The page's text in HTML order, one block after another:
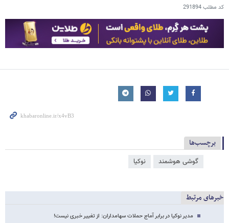
کد مطلب291894
برچسب‌ها
گوشی هوشمند نوکیا
خبرهای مرتبط
مدیر نوکیا در برابر آماج حملات سهامداران: از تغییر خبری نیست!